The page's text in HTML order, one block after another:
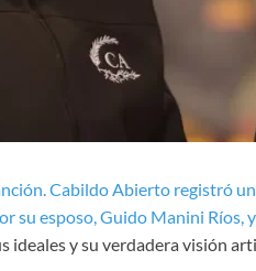
Cabildo Abierto registró
su esposo, Guido Manini Ríos,
ideales y su verdadera visión